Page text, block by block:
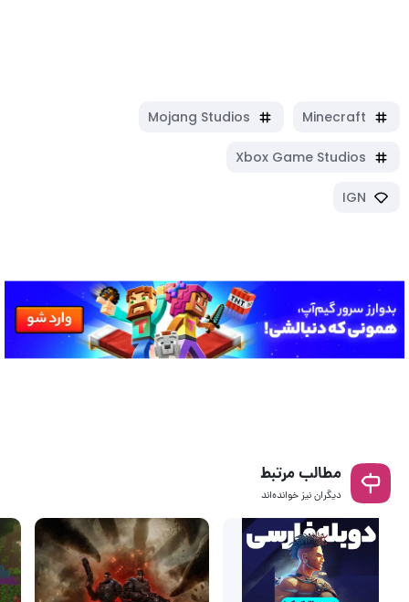
Minecraft
Mojang Studios
Xbox Game Studios
IGN
مطالب مرتبط
دیگران نیز خوانده‌اند